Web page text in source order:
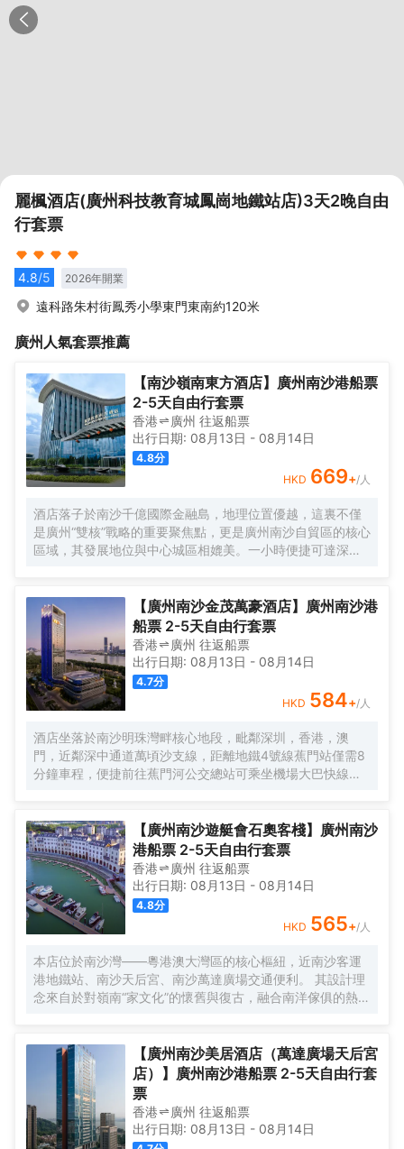
麗楓酒店(廣州科技教育城鳳崗地鐵站店)3天2晚自由
行套票
4.8/5 2026年開業
遠科路朱村街鳳秀小學東門東南約120米
廣州 人氣套票推薦
【南沙嶺南東方酒店】廣州南沙港船票
2-5天自由行套票
香港 廣州 往返船票
出行日期: 08月13日 - 08月14日
4.8分
HKD 669+/人
酒店落子於南沙千億國際金融島，地理位置優越，這裏不僅
是廣州“雙核”戰略的重要聚焦點，更是廣州南沙自貿區的核心
區域，其發展地位與中心城區相媲美。一小時便捷可達深
字母“A”，既展中國氣派，又含西式願景——Amazing（令人
驚歎），Astonishing（令人震撼），隱含着酒店將成為南沙
乃至全球矚目的中式美學新地標的美好期許。 酒店作為南沙
國際會展中心綜合體重要組成部分，以“木棉花開，鴻翔海
絲”之設計理念，以大灣區金融新地標之姿態，締造南沙“立足
灣區、協同港澳、面向世界”的實踐範本。
【廣州南沙金茂萬豪酒店】廣州南沙港
船票 2-5天自由行套票
香港 廣州 往返船票
出行日期: 08月13日 - 08月14日
4.7分
HKD 584+/人
酒店坐落於南沙明珠灣畔核心地段，毗鄰深圳，香港，澳
門，近鄰深中通道萬頃沙支線，距離地鐵4號線蕉門站僅需8
分鐘車程，便捷前往蕉門河公交總站可乘坐機場大巴快線或
券，可輕鬆前往南沙天后宮、南沙濕地公園、廣汽科技館及
環宇城購物中心等。 酒店共有261間以海洋為設計靈感的客
房及套房，詮釋現代經典與優雅，滿足休閒賓客對在地文化
的探索與體驗。配備粵式風味的林苑中餐廳、中西結合的漁
人碼頭全日餐廳以及”雙重身份”的薄荷酒吧，體驗創新融合的
珍饈美饌。酒店擁有馬丁叔叔的農場，小朋友們可盡情與小
動物們互動亦或參與馬丁叔叔課堂，共度愉快的親子時光。
同時，酒店擁有1,600平方米的宴會及會議場地以及寬敞的戶
外草坪，可滿足不同的會議及宴會需求，無論商務出行亦或
休閒旅遊期待與您共赴南沙，遇見另一種可能。
【廣州南沙遊艇會石奧客棧】廣州南沙
港船票 2-5天自由行套票
香港 廣州 往返船票
出行日期: 08月13日 - 08月14日
4.8分
HKD 565+/人
本店位於南沙灣——粵港澳大灣區的核心樞紐，近南沙客運
港地鐵站、南沙天后宮、南沙萬達廣場交通便利。 其設計理
念來自於對嶺南“家文化”的懷舊與復古，融合南洋傢俱的熱情
嶺南文化的歸屬感。 客棧共五層，一層為大堂及茶室，二至
五層為客房，寬敞、舒適、風格各異的客房眾多；供賓客休
閒暢談的石奧茶室，主要提供早餐、茶點、飲品、簡餐等服
務；同時亦與中國大陸獲得“五金錨”獎的南沙遊艇會提供宴
會/婚宴/會議、中西式餐飲、遊艇觀光/租賃、帆船租賃/體
驗、遊艇帆船駕證考取等不同種服務功能，打造出一種特色
【廣州南沙美居酒店（萬達廣場天后宮
店）】廣州南沙港船票 2-5天自由行套
票
香港 廣州 往返船票
出行日期: 08月13日 - 08月14日